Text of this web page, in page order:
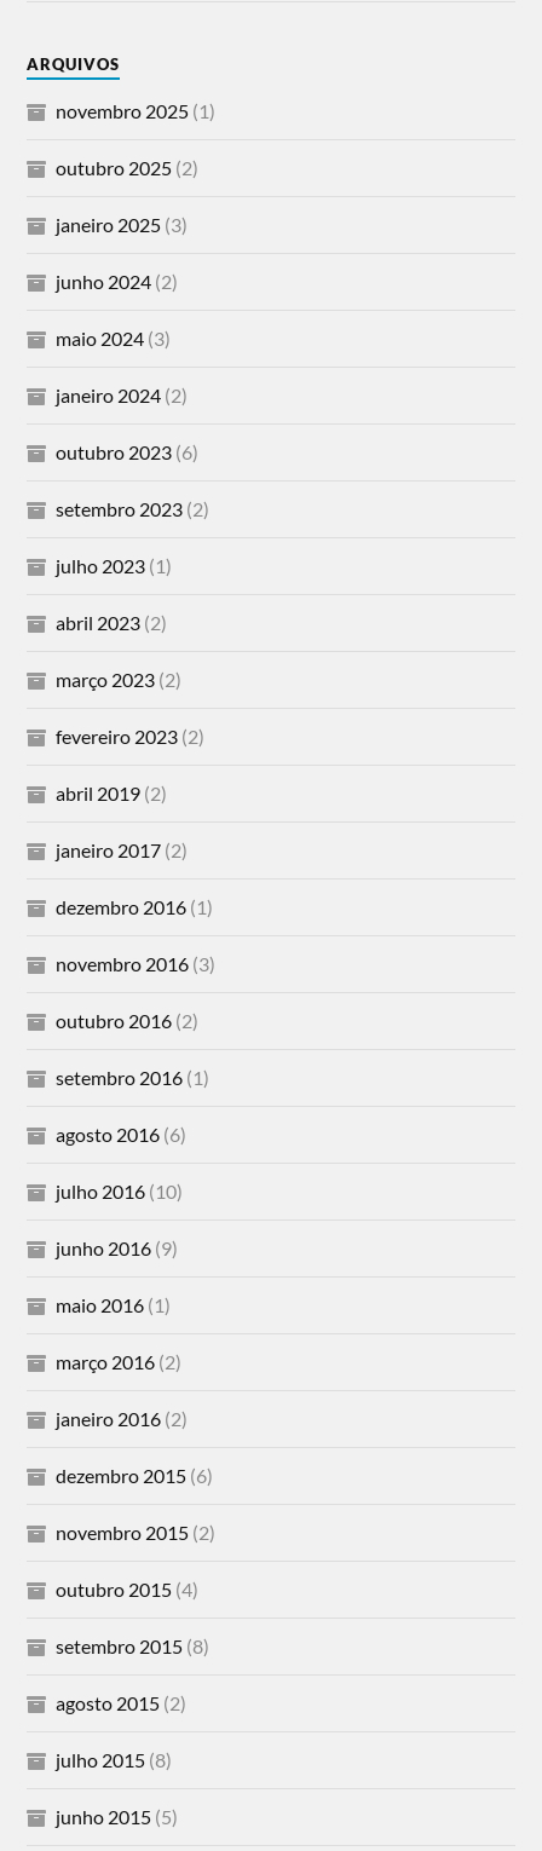
ARQUIVOS
novembro 2025 (1)
outubro 2025 (2)
janeiro 2025 (3)
junho 2024 (2)
maio 2024 (3)
janeiro 2024 (2)
outubro 2023 (6)
setembro 2023 (2)
julho 2023 (1)
abril 2023 (2)
março 2023 (2)
fevereiro 2023 (2)
abril 2019 (2)
janeiro 2017 (2)
dezembro 2016 (1)
novembro 2016 (3)
outubro 2016 (2)
setembro 2016 (1)
agosto 2016 (6)
julho 2016 (10)
junho 2016 (9)
maio 2016 (1)
março 2016 (2)
janeiro 2016 (2)
dezembro 2015 (6)
novembro 2015 (2)
outubro 2015 (4)
setembro 2015 (8)
agosto 2015 (2)
julho 2015 (8)
junho 2015 (5)